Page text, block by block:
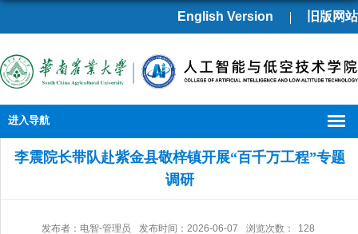
English Version 旧版网站
进入导航
李震院长带队赴紫金县敬梓镇开展“百千万工程”专题
调研
发布者：电智-管理员 发布时间：2026-06-07 浏览次数： 128